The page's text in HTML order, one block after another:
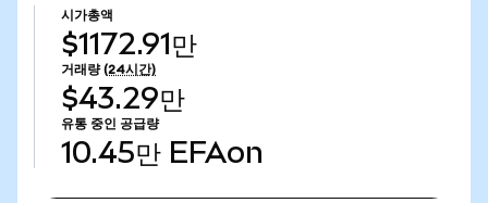
시가총액
$1172.91만
거래량 (24시간)
$43.29만
유통 중인 공급량
10.45만 EFAon